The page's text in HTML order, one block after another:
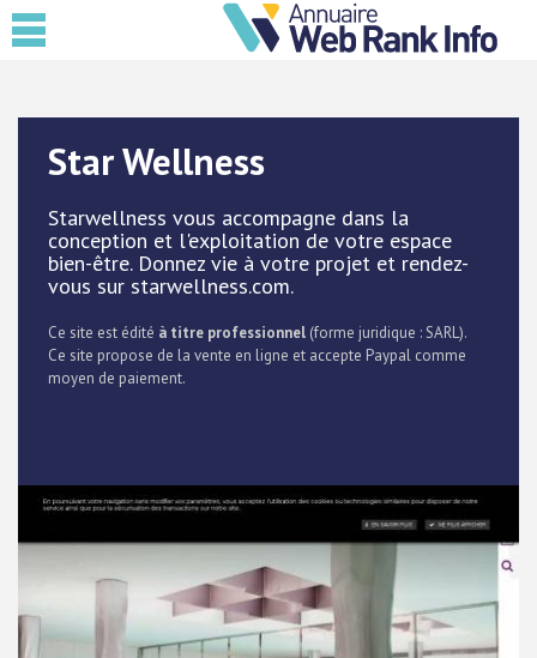
Star Wellness
Starwellness vous accompagne dans la
conception et l'exploitation de votre espace
bien-être. Donnez vie à votre projet et rendez-
vous sur starwellness.com.
Ce site est édité à titre professionnel (forme juridique : SARL).
Ce site propose de la vente en ligne et accepte Paypal comme
moyen de paiement.